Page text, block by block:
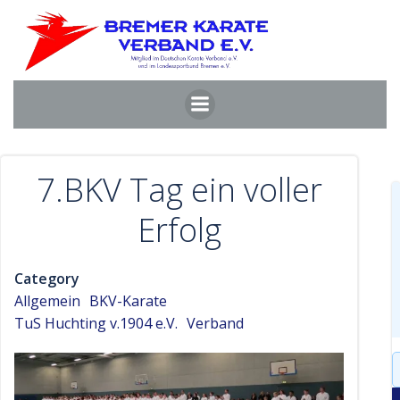
Inhalt
springen
7.BKV Tag ein voller
Erfolg
Category
Allgemein BKV-Karate
TuS Huchting v.1904 e.V. Verband